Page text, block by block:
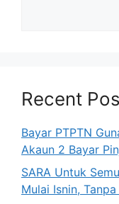
Recent
Bayar PTPTN
Akaun 2 Bayar
SARA Untuk
Mulai Isnin,